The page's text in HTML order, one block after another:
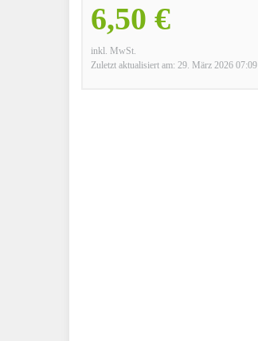
6,50 €
inkl. MwSt.
Zuletzt aktualisiert am: 29. März 2026 07:09